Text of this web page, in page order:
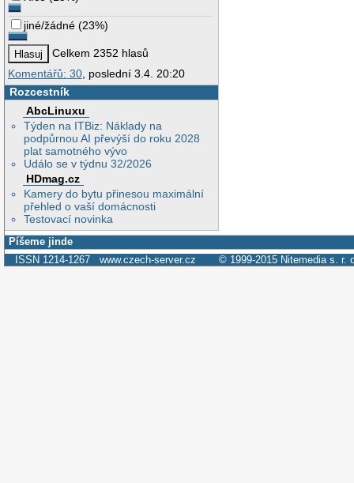
jiné/žádné (23%)
Celkem 2352 hlasů
Komentářů: 30 , poslední 3.4. 20:20
Rozcestník
AbcLinuxu
Týden na ITBiz: Náklady na
podpůrnou AI převýší do roku 2028
plat samotného vývo
Událo se v týdnu 32/2026
HDmag.cz
Kamery do bytu přinesou maximální
přehled o vaší domácnosti
Testovací novinka
Píšeme jinde
ISSN 1214-1267 www.czech-server.cz © 1999-2015 Nitemedia s. r.